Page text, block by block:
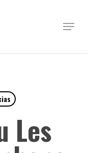
Menu
Les
Close